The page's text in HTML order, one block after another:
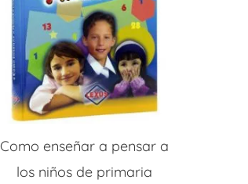
Como enseñar a pensar a
los niños de primaria